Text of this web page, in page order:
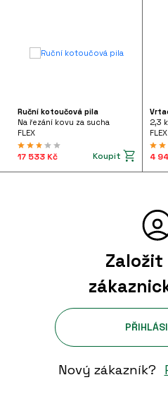
Ruční kotoučová pila
Na řezání kovu za sucha
FLEX
17 533 Kč Koupit
FLEX
4
Založit
Nový zákazník?